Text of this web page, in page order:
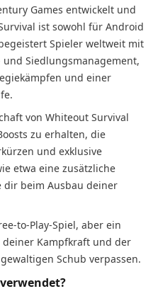
Games entwickelt und
ist sowohl für Android
Spieler weltweit mit
Siedlungsmanagement,
und einer
von Whiteout Survival
zu erhalten, die
und exklusive
etwa eine zusätzliche
dir beim Ausbau deiner
to-Play-Spiel, aber ein
deiner Kampfkraft und der
Schub verpassen.